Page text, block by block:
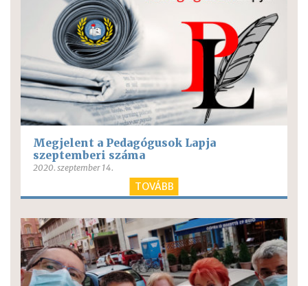
Megjelent a Pedagógusok Lapja
szeptemberi száma
2020. szeptember 14.
TOVÁBB